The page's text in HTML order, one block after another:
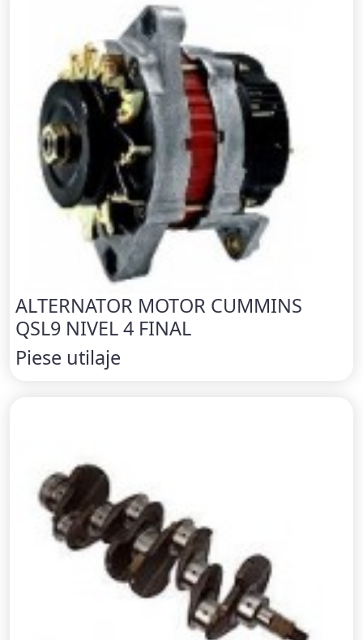
ALTERNATOR MOTOR CUMMINS
QSL9 NIVEL 4 FINAL
Piese utilaje